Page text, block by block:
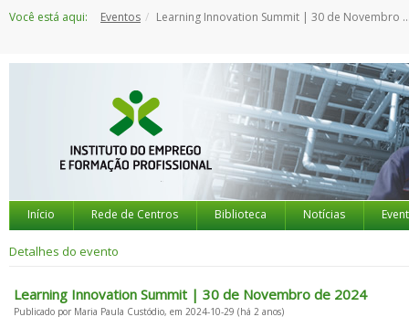
paraVocê está aqui: Eventos Learning Innovation Summit | 30 de Novembro de 2024
Início Rede de Centros Biblioteca Notícias
Detalhes do evento
Learning Innovation Summit | 30 de Novembro de 2024
Publicado por Maria Paula Custódio, em 2024-10-29 (há 2 anos)